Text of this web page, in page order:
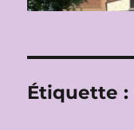
Étiquette :